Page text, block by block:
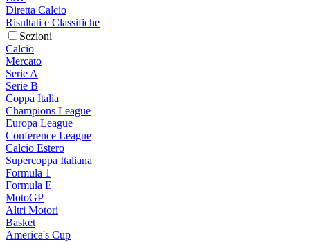
Diretta Calcio
Risultati e Classifiche
Sezioni
Calcio
Mercato
Serie A
Serie B
Coppa Italia
Champions League
Europa League
Conference League
Calcio Estero
Supercoppa Italiana
Formula 1
Formula E
MotoGP
Altri Motori
Basket
America's Cup